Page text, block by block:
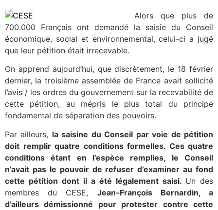
Alors que plus de
700.000 Français ont demandé la saisie du Conseil
économique, social et environnemental, celui-ci a jugé
que leur pétition était irrecevable.
On apprend aujourd’hui, que discrètement, le 18 février
dernier, la troisième assemblée de France avait sollicité
l’avis / les ordres du gouvernement sur la recevabilité de
cette pétition, au mépris le plus total du principe
fondamental de séparation des pouvoirs.
Par ailleurs, la saisine du Conseil par voie de pétition
doit remplir quatre conditions formelles. Ces quatre
conditions étant en l’espèce remplies, le Conseil
n’avait pas le pouvoir de refuser d’examiner au fond
cette pétition dont il a été légalement saisi. Un des
membres du CESE, Jean-François Bernardin, a
d’ailleurs démissionné pour protester contre cette